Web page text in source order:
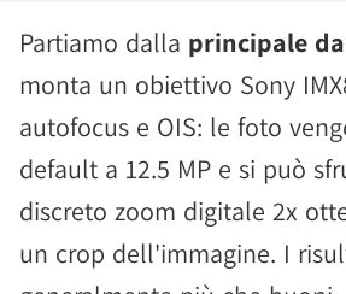
Partiamo dalla principale
monta un obiettivo Sony
autofocus e OIS: le foto
default a 12.5 MP e si può
discreto zoom digitale 2x
un crop dell'immagine. I